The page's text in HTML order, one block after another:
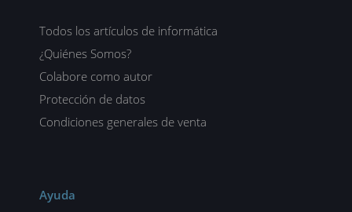
Todos los artículos de informática
¿Quiénes Somos?
Colabore como autor
Protección de datos
Condiciones generales de venta
Ayuda